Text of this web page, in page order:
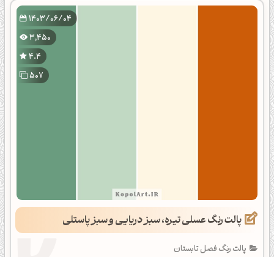
1403/06/04
3,450
4.4
507
پالت رنگ عسلی تیره، سبز دریایی و سبز پاستلی
پالت رنگ فصل تابستان